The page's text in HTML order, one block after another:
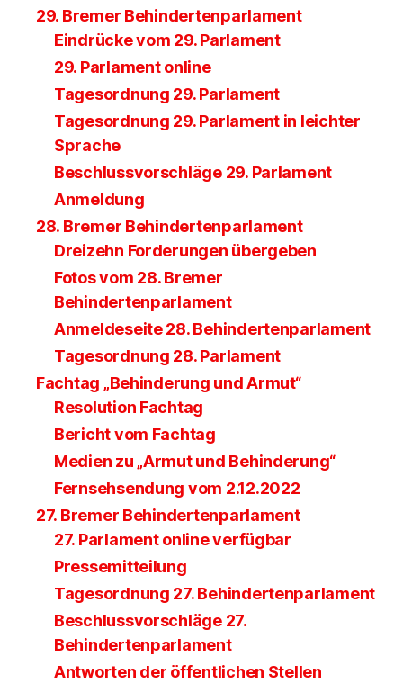
29. Bremer Behindertenparlament
Eindrücke vom 29. Parlament
29. Parlament online
Tagesordnung 29. Parlament
Tagesordnung 29. Parlament in leichter
Sprache
Beschlussvorschläge 29. Parlament
Anmeldung
28. Bremer Behindertenparlament
Dreizehn Forderungen übergeben
Fotos vom 28. Bremer
Behindertenparlament
Anmeldeseite 28. Behindertenparlament
Tagesordnung 28. Parlament
Fachtag „Behinderung und Armut“
Resolution Fachtag
Bericht vom Fachtag
Medien zu „Armut und Behinderung“
Fernsehsendung vom 2.12.2022
27. Bremer Behindertenparlament
27. Parlament online verfügbar
Pressemitteilung
Tagesordnung 27. Behindertenparlament
Beschlussvorschläge 27.
Behindertenparlament
Antworten der öffentlichen Stellen